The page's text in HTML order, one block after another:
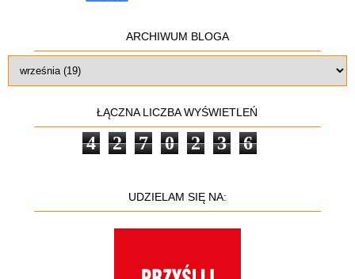
ARCHIWUM BLOGA
ŁĄCZNA LICZBA WYŚWIETLEŃ
4 2 7 0 2 3 6
UDZIELAM SIĘ NA: